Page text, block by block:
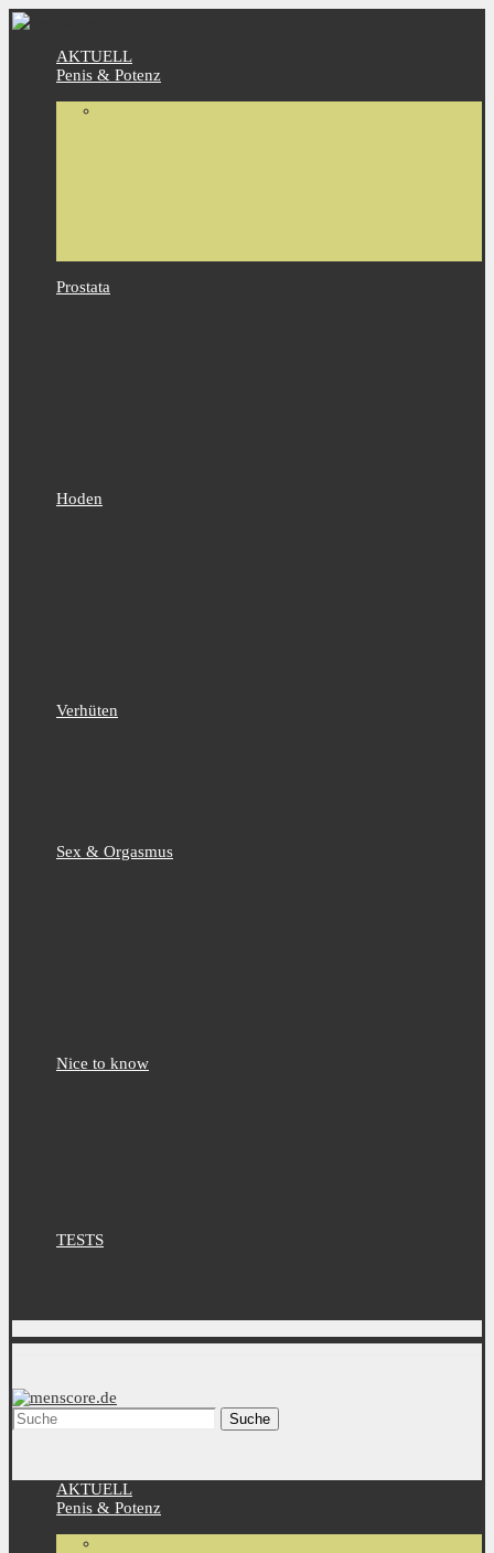
AKTUELL
Penis & Potenz
Prostata
Hoden
Verhüten
Sex & Orgasmus
Nice to know
TESTS
Suche
AKTUELL
Penis & Potenz